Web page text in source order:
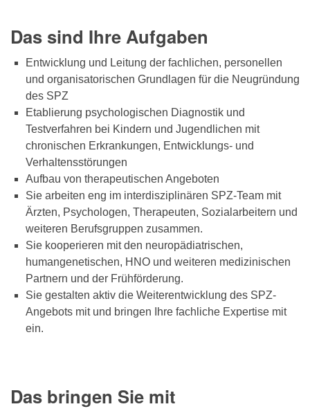
Das sind Ihre Aufgaben
Entwicklung und Leitung der fachlichen, personellen
und organisatorischen Grundlagen für die Neugründung
des SPZ
Etablierung psychologischen Diagnostik und
Testverfahren bei Kindern und Jugendlichen mit
chronischen Erkrankungen, Entwicklungs- und
Verhaltensstörungen
Aufbau von therapeutischen Angeboten
Sie arbeiten eng im interdisziplinären SPZ-Team mit
Ärzten, Psychologen, Therapeuten, Sozialarbeitern und
weiteren Berufsgruppen zusammen.
Sie kooperieren mit den neuropädiatrischen,
humangenetischen, HNO und weiteren medizinischen
Partnern und der Frühförderung.
Sie gestalten aktiv die Weiterentwicklung des SPZ-
Angebots mit und bringen Ihre fachliche Expertise mit
ein.
Das bringen Sie mit